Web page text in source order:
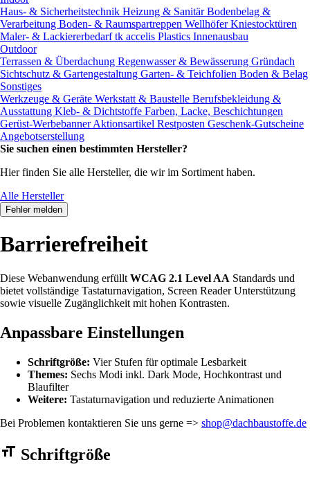
Haus- & Sicherheitstechnik Heizung & SanitärBodenbelag &
Verarbeitung Boden- & Raumspartreppen Wellhöfer Kniestocktüren
Maler- & Lackiererbedarftk accelis Plastics Innenausbau
Outdoor
Terrassen & Überdachung Regenwasser & Bewässerung Gründach
Sichtschutz & Gartengestaltung Garten- & Teichfolien Boden & Belag
Sonstiges
Werkzeuge & Geräte Werkstatt & Baustelle Berufsbekleidung &
Ausstattung Kleb- & Dichtstoffe Farben, Lacke, Beschichtungen
Gerüst-WerbebannerAktionsartikel Restposten Geschenk-Gutscheine
Angebotserstellung
Sie suchen einen bestimmten Hersteller?
Hier finden Sie alle Hersteller, die wir im Sortiment haben.
Alle Hersteller
Fehler melden
Barrierefreiheit
Diese Webanwendung erfüllt WCAG 2.1 Level AA Standards und
bietet vollständige Tastaturnavigation, Screen Reader Unterstützung
sowie visuelle Zugänglichkeit mit hohen Kontrasten.
Anpassbare Einstellungen
Schriftgröße: Vier Stufen für optimale Lesbarkeit
Themes: Sechs Modi inkl. Dark Mode, Hochkontrast und
Blaufilter
Weitere: Tastaturnavigation und reduzierte Animationen
Bei Problemen kontaktieren Sie uns gerne => shop@dachbaustoffe.de
Barrierefreiheit Einstellungen Formular
Schriftgröße